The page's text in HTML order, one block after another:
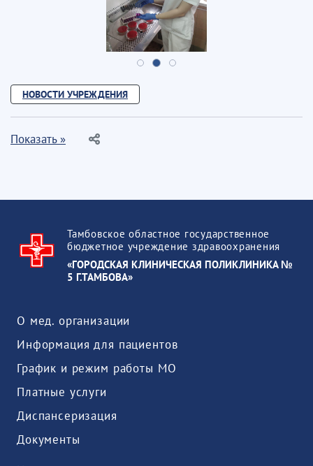
НОВОСТИ УЧРЕЖДЕНИЯ
Показать »
Тамбовское областное государственное
бюджетное учреждение здравоохранения
«ГОРОДСКАЯ КЛИНИЧЕСКАЯ ПОЛИКЛИНИКА №
5 Г.ТАМБОВА»
О мед. организации
Информация для пациентов
График и режим работы МО
Платные услуги
Диспансеризация
Документы